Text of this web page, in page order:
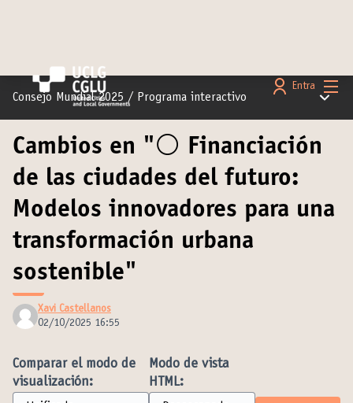
Entra
Consejo Mundial 2025 / Programa interactivo Menú
Cambios en "⚪️ Financiación
de las ciudades del futuro:
Modelos innovadores para una
transformación urbana
sostenible"
Xavi Castellanos
02/10/2025 16:55
Comparar el modo de
visualización:
Modo de vista
HTML: